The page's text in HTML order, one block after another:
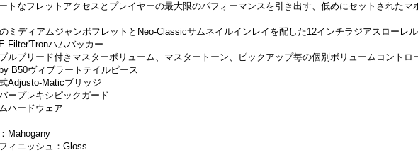
トなフレットアクセスとプレイヤーの最大限のパフォーマンスを引き出す、低めにセットされたマ
のミディアムジャンボフレットとNeo-Classicサムネイルインレイを配した12インチラジアスローレ
Filter'Tronハムバッカー
ルブリード付きマスターボリューム、マスタートーン、ピックアップ毎の個別ボリュームコントロ
B50ヴィブラートテイルピース
Adjusto-Maticブリッジ
ープレキシピックガード
ハードウェア
Mahogany
ィニッシュ：Gloss